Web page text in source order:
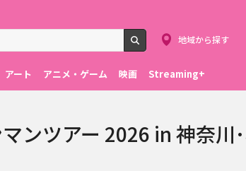
検索
地域から探す
アート アニメ・ゲーム 映画 Streaming+
ンツアー 2026 in 神奈